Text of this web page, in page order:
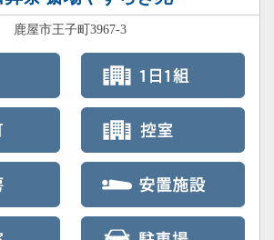
鹿屋市王子町3967-3